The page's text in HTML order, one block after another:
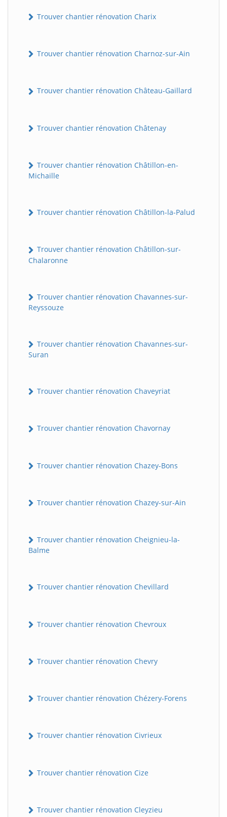
Trouver chantier rénovation Charix
Trouver chantier rénovation Charnoz-sur-Ain
Trouver chantier rénovation Château-Gaillard
Trouver chantier rénovation Châtenay
Trouver chantier rénovation Châtillon-en-
Michaille
Trouver chantier rénovation Châtillon-la-Palud
Trouver chantier rénovation Châtillon-sur-
Chalaronne
Trouver chantier rénovation Chavannes-sur-
Reyssouze
Trouver chantier rénovation Chavannes-sur-
Suran
Trouver chantier rénovation Chaveyriat
Trouver chantier rénovation Chavornay
Trouver chantier rénovation Chazey-Bons
Trouver chantier rénovation Chazey-sur-Ain
Trouver chantier rénovation Cheignieu-la-
Balme
Trouver chantier rénovation Chevillard
Trouver chantier rénovation Chevroux
Trouver chantier rénovation Chevry
Trouver chantier rénovation Chézery-Forens
Trouver chantier rénovation Civrieux
Trouver chantier rénovation Cize
Trouver chantier rénovation Cleyzieu
BatiWebPro